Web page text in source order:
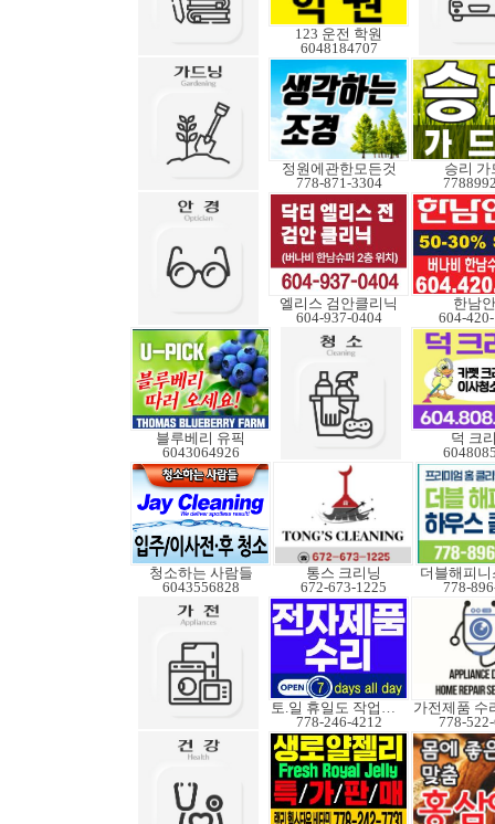
123 운전 학원
6048184707
정원에관한모든것
778-871-3304
승리 가
엘리스 검안클리닉
604-937-0404
한남
604-
블루베리 유픽
6043064926
덕 크
청소하는 사람들
6043556828
통스 크리닝
672-673-1225
더블해피
778-
토.일 휴일도 작업가능
778-246-4212
778-